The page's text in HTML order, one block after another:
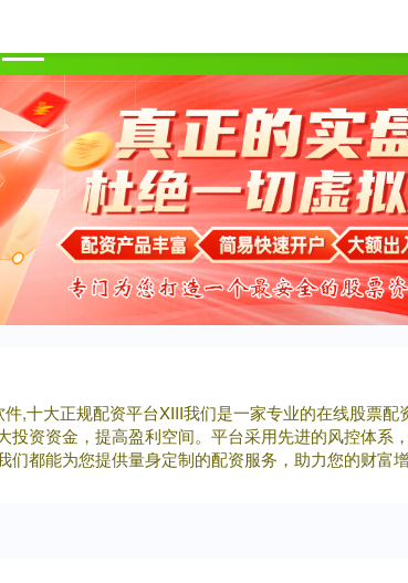
,十大正规配资平台XIII‌我们是一家专业的在线股票
投资资金，提高盈利空间。平台采用先进的风控体
都能为您提供量身定制的配资服务，助力您的财富